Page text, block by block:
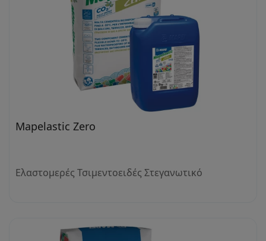
Mapelastic Zero
Ελαστομερές Τσιμεντοειδές Στεγανωτικό